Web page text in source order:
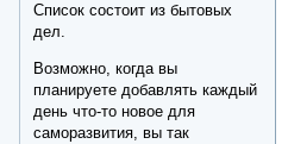
Список состоит из бытовых
дел.
Возможно, когда вы
планируете добавлять каждый
день что-то новое для
саморазвития, вы так